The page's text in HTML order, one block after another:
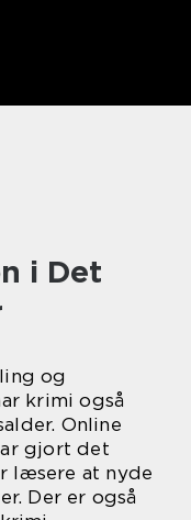
i Det
og
krimi også
Online
gjort det
læsere at nyde
Der er også